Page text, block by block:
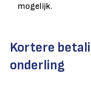
mogelijk.
Kortere
onderling